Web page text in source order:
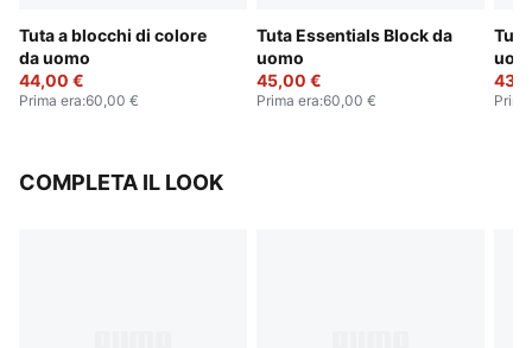
Tuta a blocchi di colore
da uomo
44,00 €
Prima era:60,00 €
Tuta Essentials Block da
uomo
45,00 €
Prima era:60,00 €
COMPLETA IL LOOK